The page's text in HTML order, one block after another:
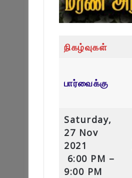
நிகழ்வுகள்
பார்வைக்கு
Saturday,
27 Nov
2021
6:00 PM –
9:00 PM